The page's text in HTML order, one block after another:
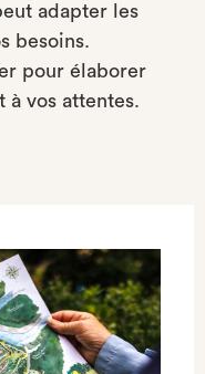
adapter les
besoins.
pour élaborer
à vos attentes.